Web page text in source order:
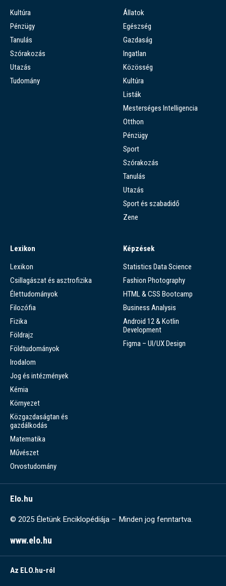
Kultúra
Pénzügy
Tanulás
Szórakozás
Utazás
Tudomány
Állatok
Egészség
Gazdaság
Ingatlan
Közösség
Kultúra
Listák
Mesterséges Intelligencia
Otthon
Pénzügy
Sport
Szórakozás
Tanulás
Utazás
Sport és szabadidő
Zene
Lexikon
Lexikon
Csillagászat és asztrofizika
Élettudományok
Filozófia
Fizika
Földrajz
Földtudományok
Irodalom
Jog és intézmények
Kémia
Környezet
Közgazdaságtan és
gazdálkodás
Matematika
Művészet
Orvostudomány
Képzések
Statistics Data Science
Fashion Photography
HTML & CSS Bootcamp
Business Analysis
Android 12 & Kotlin
Development
Figma – UI/UX Design
Elo.hu
© 2025 Életünk Enciklopédiája – Minden jog fenntartva.
www.elo.hu
Az ELO.hu-ról